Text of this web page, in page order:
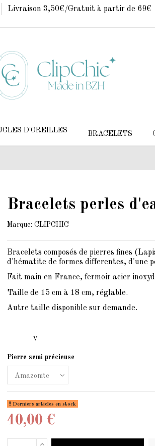
Livraison 3,50€/Gratuit à partir de 69€
D'OREILLES
BRACELETS
Bracelets perles
Marque: CLIPCHIC
Bracelets composés de pierres fines
d'hématite de formes differentes, d'une
Fait main en France, fermoir acier
Taille de 15 cm à 18 cm, réglable.
Autre taille disponible sur demande.
v
Pierre semi précieuse
Derniers articles en stock
40,00 €